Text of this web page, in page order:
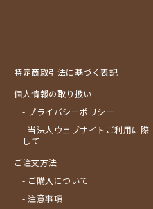
特定商取引法に基づく表記
個人情報の取り扱い
- プライバシーポリシー
- 当法人ウェブサイトご利用に際
して
ご注文方法
- ご購入について
- 注意事項